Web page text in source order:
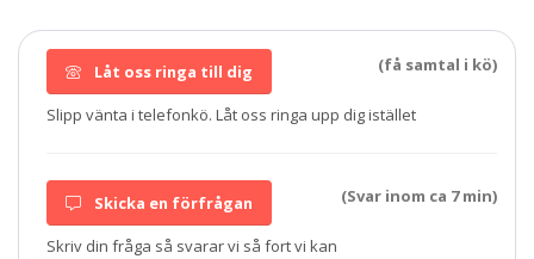
Låt oss ringa till dig (få samtal i kö)
Slipp vänta i telefonkö. Låt oss ringa upp dig istället
Skicka en förfrågan (Svar inom ca 7 min)
Skriv din fråga så svarar vi så fort vi kan